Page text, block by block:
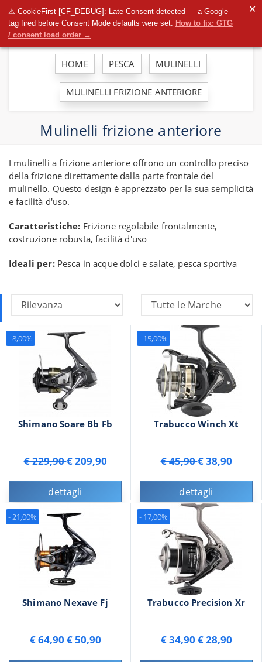
⚠ CookieFirst [CF_DEBUG]: Late Consent detected — a Google
tag fired before Consent Mode defaults were set. How to fix: GTG
/ consent load order →
✕
HOME PESCA MULINELLI
MULINELLI FRIZIONE ANTERIORE
Mulinelli frizione anteriore
I mulinelli a frizione anteriore offrono un controllo preciso
della frizione direttamente dalla parte frontale del
mulinello. Questo design è apprezzato per la sua semplicità
e facilità d'uso.
Caratteristiche: Frizione regolabile frontalmente,
costruzione robusta, facilità d'uso
Ideali per:Pesca in acque dolci e salate, pesca sportiva
Shimano Soare Bb Fb
€ 229,90€ 209,90
dettagli
- 8,00%
Trabucco Winch Xt
€ 45,90€ 38,90
dettagli
- 15,00%
Shimano Nexave Fj
€ 64,90€ 50,90
- 21,00%
Trabucco Precision Xr
€ 34,90€ 28,90
- 17,00%